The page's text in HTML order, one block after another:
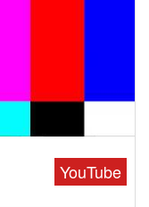
YouTube